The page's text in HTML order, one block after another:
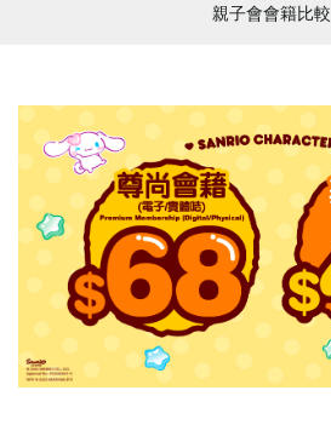
親子會會籍比較